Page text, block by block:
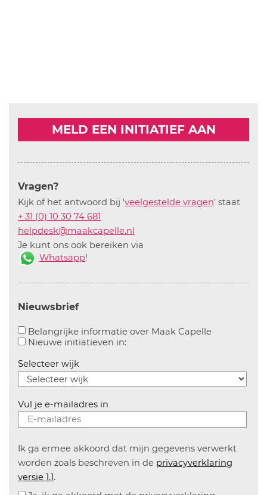
MELD EEN INITIATIEF AAN
Vragen?
Kijk of het antwoord bij 'veelgestelde vragen' staat
+ 31 (0) 10 30 74 681
helpdesk@maakcapelle.nl
Je kunt ons ook bereiken via
Whatsapp!
Nieuwsbrief
Belangrijke informatie over Maak CapelleAanvinken
Nieuwe initiatieven in:Aanvinken om informatie over
Selecteer wijk
Vul je e-mailadres in
Ik ga ermee akkoord dat mijn gegevens verwerkt
worden zoals beschreven in de privacyverklaring
versie 1.1.